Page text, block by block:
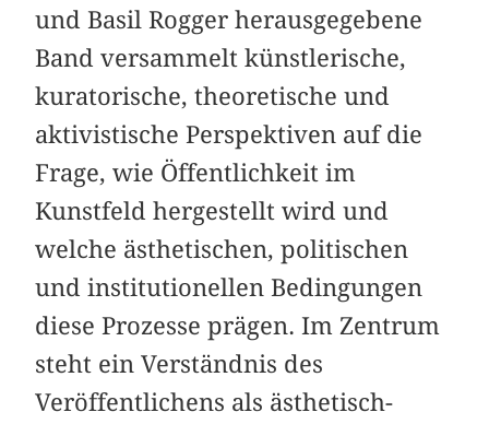
und Basil Rogger herausgegebene
Band versammelt künstlerische,
kuratorische, theoretische und
aktivistische Perspektiven auf die
Frage, wie Öffentlichkeit im
Kunstfeld hergestellt wird und
welche ästhetischen, politischen
und institutionellen Bedingungen
diese Prozesse prägen. Im Zentrum
steht ein Verständnis des
Veröffentlichens als ästhetisch-